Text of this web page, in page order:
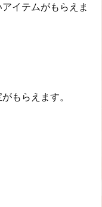
イテムがもらえま
もらえます。